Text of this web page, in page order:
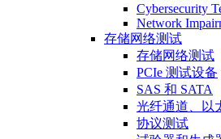
Cybersecurity
Network
存储网络测试
存储网络测试
PCIe 测试设备
SAS 和 SATA
光纤通道、以
协议测试